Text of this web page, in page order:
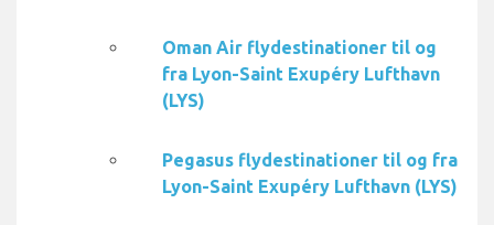
Oman Air flydestinationer til og
fra Lyon-Saint Exupéry Lufthavn
(LYS)
Pegasus flydestinationer til og fra
Lyon-Saint Exupéry Lufthavn (LYS)